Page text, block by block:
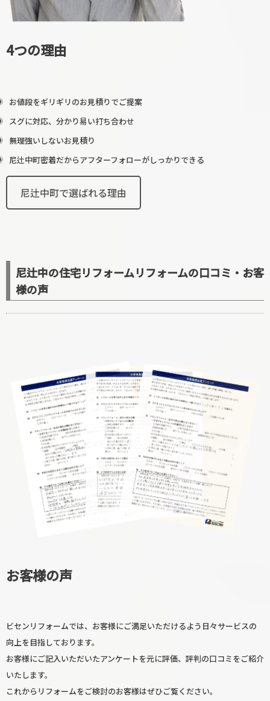
4つの理由
お値段をギリギリのお見積りでご提案
スグに対応、分かり易い打ち合わせ
無理強いしないお見積り
尼辻中町密着だからアフターフォローがしっかりできる
尼辻中町で選ばれる理由
尼辻中の住宅リフォームリフォームの口コミ・お客
様の声
お客様の声
ビセンリフォームでは、お客様にご満足いただけるよう日々サービスの
向上を目指しております。
お客様にご記入いただいたアンケートを元に評価、評判の口コミをご紹介
いたします。
これからリフォームをご検討のお客様はぜひご覧ください。